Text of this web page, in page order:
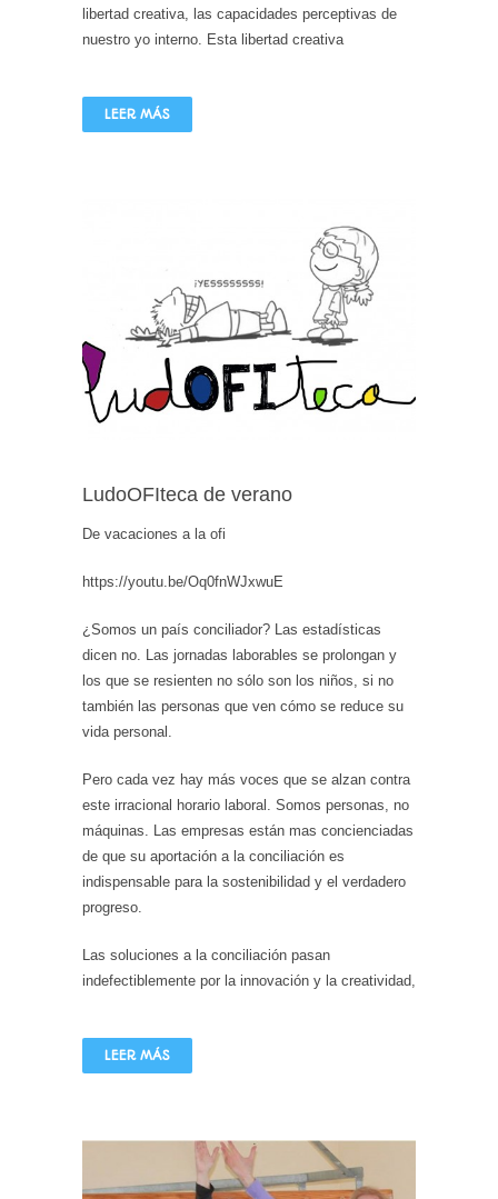
libertad creativa, las capacidades perceptivas de
nuestro yo interno. Esta libertad creativa
LEER MÁS
LudoOFIteca de verano
De vacaciones a la ofi
https://youtu.be/Oq0fnWJxwuE
¿Somos un país conciliador? Las estadísticas
dicen no. Las jornadas laborables se prolongan y
los que se resienten no sólo son los niños, si no
también las personas que ven cómo se reduce su
vida personal.
Pero cada vez hay más voces que se alzan contra
este irracional horario laboral. Somos personas, no
máquinas. Las empresas están mas concienciadas
de que su aportación a la conciliación es
indispensable para la sostenibilidad y el verdadero
progreso.
Las soluciones a la conciliación pasan
indefectiblemente por la innovación y la creatividad,
LEER MÁS